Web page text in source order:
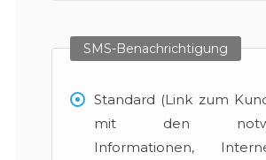
SMS-Benachrichtigung
Standard (Link zum
mit den
Informationen,